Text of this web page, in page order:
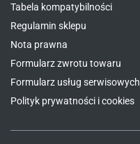
Tabela kompatybilności
Regulamin sklepu
Nota prawna
Formularz zwrotu towaru
Formularz usług serwisowych
Polityk prywatności i cookies